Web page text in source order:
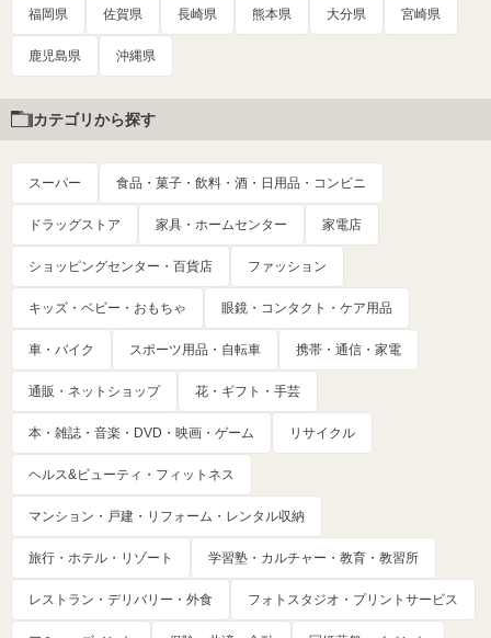
福岡県 佐賀県 長崎県 熊本県 大分県 宮崎県
鹿児島県 沖縄県
カテゴリから探す
スーパー 食品・菓子・飲料・酒・日用品・コンビニ
ドラッグストア 家具・ホームセンター 家電店
ショッピングセンター・百貨店 ファッション
キッズ・ベビー・おもちゃ 眼鏡・コンタクト・ケア用品
車・バイク スポーツ用品・自転車 携帯・通信・家電
通販・ネットショップ 花・ギフト・手芸
本・雑誌・音楽・DVD・映画・ゲーム リサイクル
ヘルス&ビューティ・フィットネス
マンション・戸建・リフォーム・レンタル収納
旅行・ホテル・リゾート 学習塾・カルチャー・教育・教習所
レストラン・デリバリー・外食 フォトスタジオ・プリントサービス